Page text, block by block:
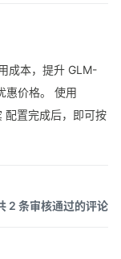
成本，提升 GLM-
惠价格。 使用
配置完成后，即可按
2 条审核通过的评论